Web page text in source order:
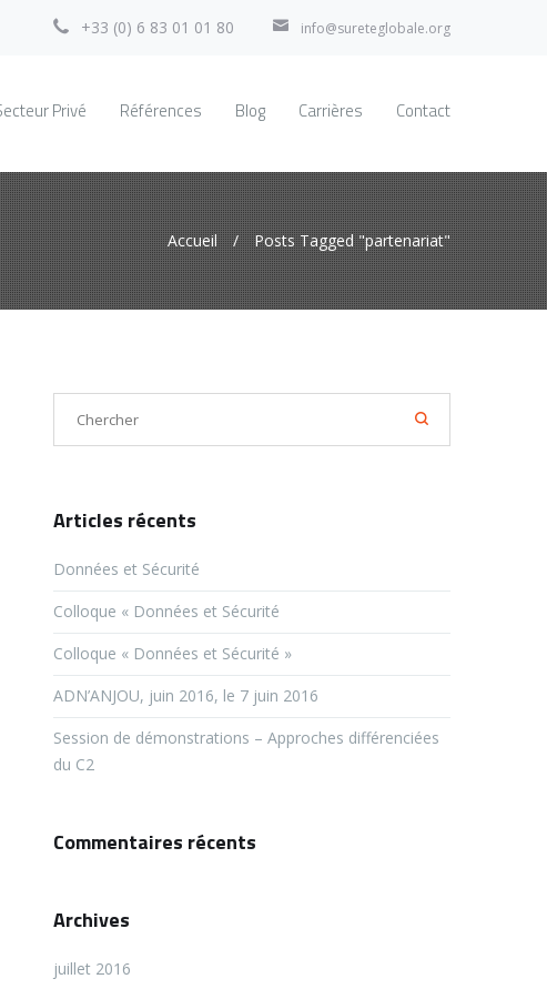
+33 (0) 6 83 01 01 80 info@sureteglobale.org
Privé Références Blog Carrières Contact
Accueil / Posts Tagged "partenariat"
Articles récents
Données et Sécurité
Colloque « Données et Sécurité
Colloque « Données et Sécurité »
ADN’ANJOU, juin 2016, le 7 juin 2016
Session de démonstrations – Approches différenciées
du C2
Commentaires récents
Archives
juillet 2016